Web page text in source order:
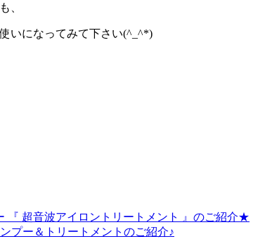
、
いになってみて下さい(^_^*)
『 超音波アイロントリートメント 』のご紹介★
プー＆トリートメントのご紹介♪